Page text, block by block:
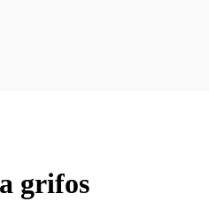
grifos